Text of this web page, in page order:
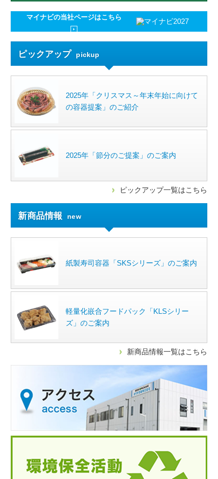
マイナビの当社ページはこちら
ピックアップ pickup
2025年「クリスマス～年末年始に向けて
の容器提案」のご紹介
2025年「節分のご提案」のご案内
ピックアップ一覧はこちら
新商品情報 new
紙製寿司容器「SKSシリーズ」のご案内
軽量化嵌合フードパック「KLSシリー
ズ」のご案内
新商品情報一覧はこちら